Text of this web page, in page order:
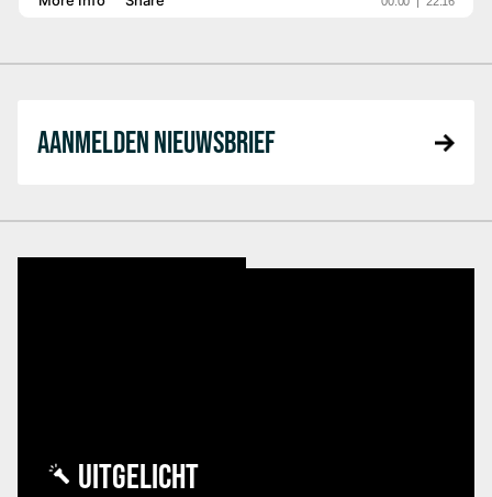
AANMELDEN NIEUWSBRIEF
UITGELICHT